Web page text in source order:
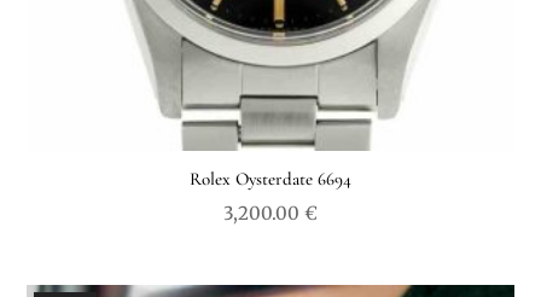
Rolex Oysterdate 6694
3,200.00 €